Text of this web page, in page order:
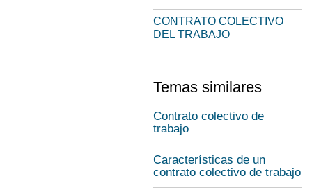
CONTRATO COLECTIVO
DEL TRABAJO
Temas similares
Contrato colectivo de
trabajo
Características de un
contrato colectivo de trabajo